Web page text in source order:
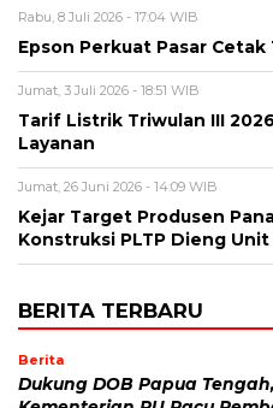
Rabu, 8 Juli 2026 - 17:04 WIB
Epson Perkuat Pasar
Jumat, 3 Juli 2026 - 18:51 WIB
Tarif Listrik Triwulan III
Layanan
Jumat, 26 Juni 2026 - 14:09 WIB
Kejar Target Produsen
Konstruksi PLTP Dieng Unit
BERITA TERBARU
Berita
Dukung DOB Papua Tengah,